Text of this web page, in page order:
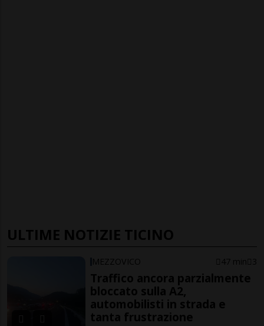
ULTIME NOTIZIE TICINO
MEZZOVICO 47 min 3
Traffico ancora parzialmente
bloccato sulla A2,
automobilisti in strada e
tanta frustrazione